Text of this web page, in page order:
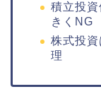
積立投
きくNG
株式投
理